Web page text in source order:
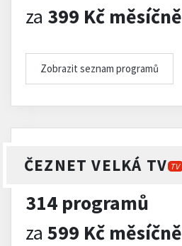
za 399 Kč měsíčně
Zobrazit seznam programů
ČEZNET VELKÁ TV TV
314 programů
za 599 Kč měsíčně